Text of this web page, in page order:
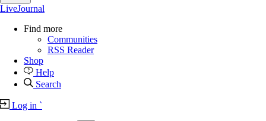
LiveJournal
Find more
Communities
RSS Reader
Shop
Help
Search
Log in `